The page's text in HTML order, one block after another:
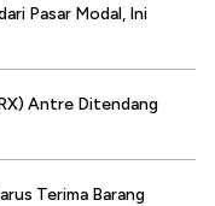
Pasar Modal, Ini
Antre Ditendang
Terima Barang